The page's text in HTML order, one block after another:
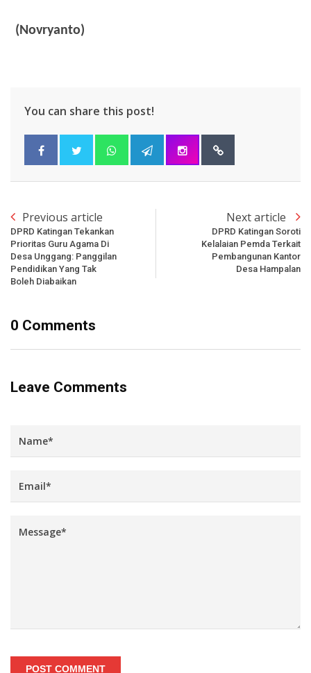
(Novryanto)
You can share this post!
Previous article
DPRD Katingan Tekankan
Prioritas Guru Agama Di
Desa Unggang: Panggilan
Pendidikan Yang Tak
Boleh Diabaikan
Next article
DPRD Katingan Soroti
Kelalaian Pemda Terkait
Pembangunan Kantor
Desa Hampalan
0 Comments
Leave Comments
POST COMMENT